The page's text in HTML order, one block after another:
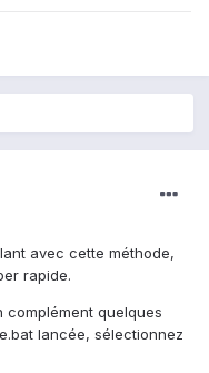
avec cette méthode,
rapide.
complément quelques
lancée, sélectionnez